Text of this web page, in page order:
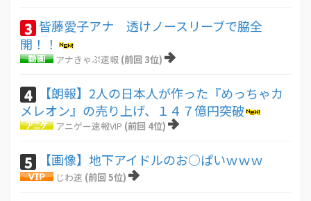
3 皆藤愛子アナ 透けノースリーブで脇全
開！！
アナきゃぷ速報 (前回 3位)
4
【朗報】2人の日本人が作った『めっちゃカ
メレオン』の売り上げ、１４７億円突破
アニゲー速報VIP (前回 4位)
5 【画像】地下アイドルのお○ぱいｗｗｗ
じわ速 (前回 5位)